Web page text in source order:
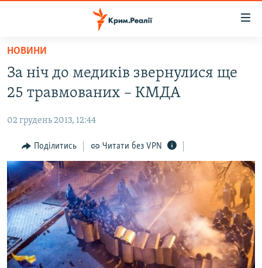
Перейти
основного
матеріалу
Перейти
до
навігації
Перейти
до
пошуку
ВОДА.КРИМ
ВІДЕО ТА ФОТО
ПОЛІТИКА
БЛОГИ
ПОГЛЯД
ІНТЕРВ'Ю
ВСЕ ЗА ДЕНЬ
СПЕЦПРОЕКТИ
ДЕПОРТАЦІЯ
ЯК ОБІЙТИ БЛОКУВАННЯ
НОВИНИ
За ніч до медиків звернулися ще
25 травмованих – КМДА
02 грудень 2013, 12:44
Поділитись Читати без VPN